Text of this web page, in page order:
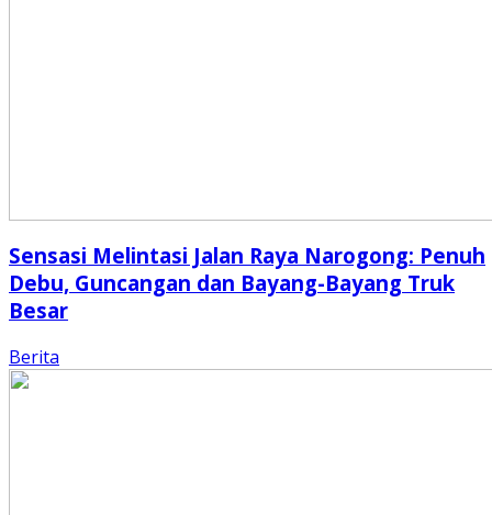
Sensasi Melintasi Jalan Raya Narogong: Penuh
Debu, Guncangan dan Bayang-Bayang Truk
Besar
Berita